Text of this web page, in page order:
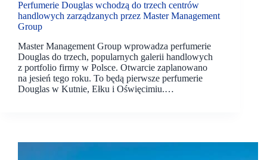
Perfumerie Douglas wchodzą do trzech centrów
handlowych zarządzanych przez Master Management
Group
Master Management Group wprowadza perfumerie
Douglas do trzech, popularnych galerii handlowych
z portfolio firmy w Polsce. Otwarcie zaplanowano
na jesień tego roku. To będą pierwsze perfumerie
Douglas w Kutnie, Ełku i Oświęcimiu.…